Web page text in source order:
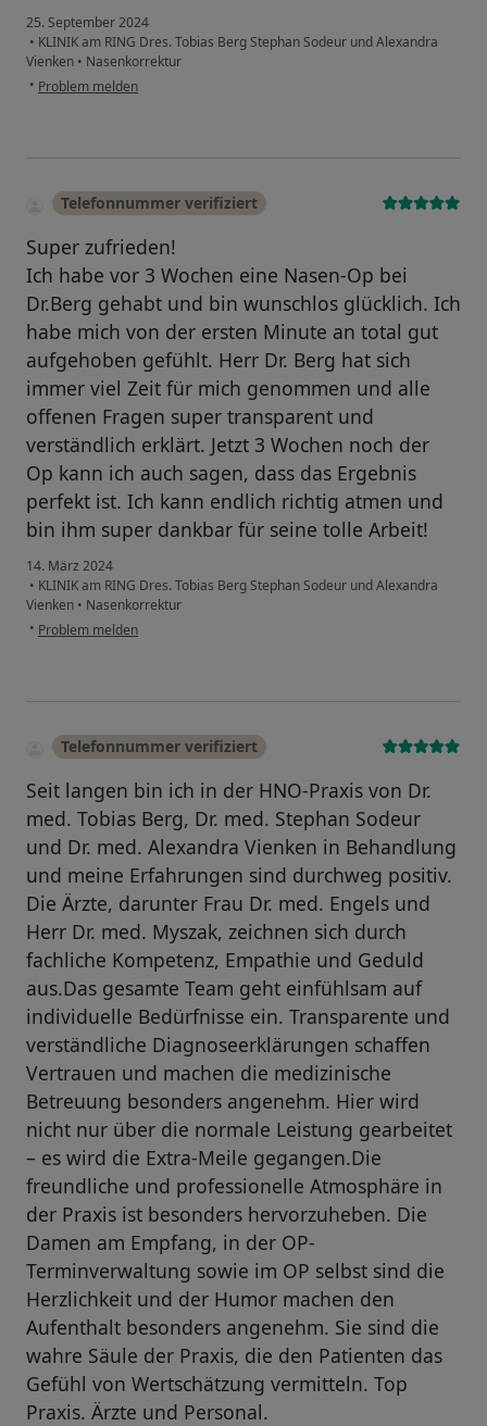
25. September 2024
• KLINIK am RING Dres. Tobias Berg Stephan Sodeur und Alexandra
Vienken • Nasenkorrektur
• Problem melden
Telefonnummer verifiziert
Super zufrieden!
Ich habe vor 3 Wochen eine Nasen-Op bei
Dr.Berg gehabt und bin wunschlos glücklich. Ich
habe mich von der ersten Minute an total gut
aufgehoben gefühlt. Herr Dr. Berg hat sich
immer viel Zeit für mich genommen und alle
offenen Fragen super transparent und
verständlich erklärt. Jetzt 3 Wochen noch der
Op kann ich auch sagen, dass das Ergebnis
perfekt ist. Ich kann endlich richtig atmen und
bin ihm super dankbar für seine tolle Arbeit!
14. März 2024
• KLINIK am RING Dres. Tobias Berg Stephan Sodeur und Alexandra
Vienken • Nasenkorrektur
• Problem melden
Telefonnummer verifiziert
Seit langen bin ich in der HNO-Praxis von Dr.
med. Tobias Berg, Dr. med. Stephan Sodeur
und Dr. med. Alexandra Vienken in Behandlung
und meine Erfahrungen sind durchweg positiv.
Die Ärzte, darunter Frau Dr. med. Engels und
Herr Dr. med. Myszak, zeichnen sich durch
fachliche Kompetenz, Empathie und Geduld
aus.Das gesamte Team geht einfühlsam auf
individuelle Bedürfnisse ein. Transparente und
verständliche Diagnoseerklärungen schaffen
Vertrauen und machen die medizinische
Betreuung besonders angenehm. Hier wird
nicht nur über die normale Leistung gearbeitet
– es wird die Extra-Meile gegangen.Die
freundliche und professionelle Atmosphäre in
der Praxis ist besonders hervorzuheben. Die
Damen am Empfang, in der OP-
Terminverwaltung sowie im OP selbst sind die
Herzlichkeit und der Humor machen den
Aufenthalt besonders angenehm. Sie sind die
wahre Säule der Praxis, die den Patienten das
Gefühl von Wertschätzung vermitteln. Top
Praxis. Ärzte und Personal.